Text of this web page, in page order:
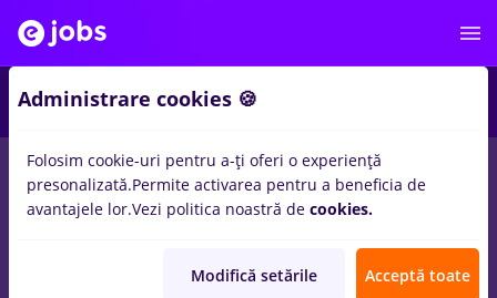
locuri de muncacu salarii teleperformance, Full time
Remote (de acasa), BucurestipentruFara experienta, Entry-
Level (< 2 ani)inBanci, Transport / Distributie, Medicina /
Administrare cookies 🍪
Folosim cookie-uri pentru a-ți oferi o experiență
presonalizată.Permite activarea pentru a beneficia de
avantajele lor.Vezi politica noastră de cookies.
Modifică setările Acceptă toate